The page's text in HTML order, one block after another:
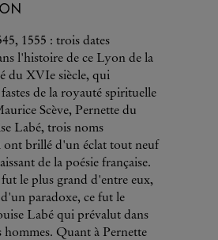
1555 : trois dates
l'histoire de ce Lyon de la
du XVIe siècle, qui
de la royauté spirituelle
Scève, Pernette du
Labé, trois noms
ont brillé d'un éclat tout neuf
de la poésie française.
fut le plus grand d'entre eux,
paradoxe, ce fut le
Labé qui prévalut dans
hommes. Quant à Pernette